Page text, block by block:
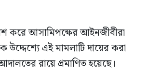
করে আসামিপক্ষের আইনজীবীরা
উদ্দেশ্যে এই মামলাটি দায়ের করা
রায়ে প্রমাণিত হয়েছে।